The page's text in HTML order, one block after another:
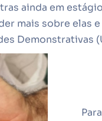
ainda em
mais sobre elas
Demonstrativas